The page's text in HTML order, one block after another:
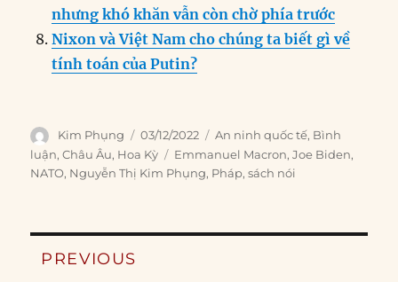
nhưng khó khăn vẫn còn chờ phía trước
Nixon và Việt Nam cho chúng ta biết gì về
tính toán của Putin?
Author
Kim Phụng
Posted
on
03/12/2022 Categories
An ninh quốc tế, Bình
luận,Châu Âu, Hoa Kỳ Tags
Emmanuel Macron,Joe Biden,
NATO, Nguyễn Thị Kim Phụng, Pháp,sách nói
Post
PREVIOUS